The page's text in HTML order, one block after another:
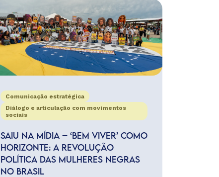
Comunicação estratégica
Diálogo e articulação com movimentos
sociais
SAIU NA MÍDIA – ‘BEM VIVER’ COMO
HORIZONTE: A REVOLUÇÃO
POLÍTICA DAS MULHERES NEGRAS
NO BRASIL